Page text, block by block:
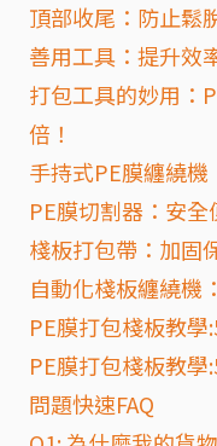
頂部收尾：防止鬆
善用工具：提升效
打包工具的妙用：
倍！
手持式PE膜纏繞
PE膜切割器：安
棧板打包帶：加固
自動化棧板纏繞機
PE膜打包棧板教
PE膜打包棧板教
問題快速FAQ